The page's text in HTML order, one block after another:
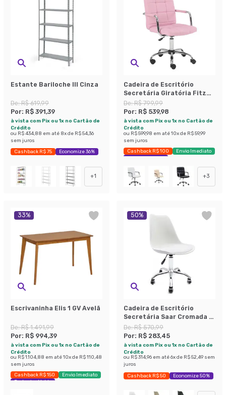
Estante Bariloche III Cinza
De:R$ 619,99
Por: R$ 391,39
à vista com Pix ou 1x no Cartão de
Crédito
ou R$ 434,88 em até 8x de R$ 54,36
sem juros
Cashback R$ 75 Economize 36%
+1
Cadeira de Escritório
Secretária Giratória Fitz
Rosa
De:R$ 799,99
Por: R$ 539,98
à vista com Pix ou 1x no Cartão de
Crédito
ou R$ 599,98 em até10x de R$ 59,99
sem juros
Cashback R$ 100
Envio Imediato
Exclusivo Mobly
+3
33%
Escrivaninha Elis 1 GV Avelã
De:R$ 1.491,99
Por: R$ 994,39
à vista com Pix ou 1x no Cartão de
Crédito
ou R$ 1.104,88 em até10x de R$ 110,48
sem juros
Cashback R$ 150
Envio Imediato
Exclusivo Mobly
50%
Cadeira de Escritório
Secretária Saar Cromada e
Branca
De:R$ 570,99
Por: R$ 283,45
à vista com Pix ou 1x no Cartão de
Crédito
ou R$ 314,96 em até6x de R$ 52,49 sem
juros
Cashback R$ 50 Economize 50%